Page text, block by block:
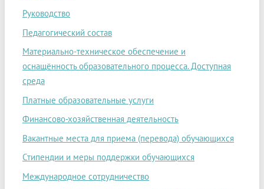
Руководство
Педагогический состав
Материально-техническое обеспечение и
оснащённость образовательного процесса. Доступная
среда
Платные образовательные услуги
Финансово-хозяйственная деятельность
Вакантные места для приема (перевода) обучающихся
Стипендии и меры поддержки обучающихся
Международное сотрудничество